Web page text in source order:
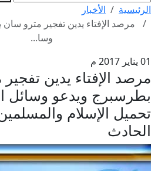
الرئيسية
الأخبار
مرصد الإفتاء يدين تفجير مترو
وسا...
01 يناير 2017 م
مرصد الإفتاء يدين
بطرسبرج ويدعو وسائل
تحميل الإسلام
الحادث